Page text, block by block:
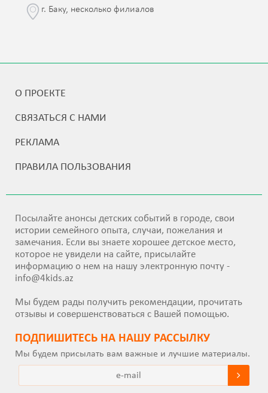
г. Баку, несколько филиалов
О ПРОЕКТЕ
СВЯЗАТЬСЯ С НАМИ
РЕКЛАМА
ПРАВИЛА ПОЛЬЗОВАНИЯ
Посылайте анонсы детских событий в городе, свои
истории семейного опыта, случаи, пожелания и
замечания. Если вы знаете хорошее детское место,
которое не увидели на сайте, присылайте
информацию о нем на нашу электронную почту -
info@4kids.az
Мы будем рады получить рекомендации, прочитать
отзывы и совершенствоваться с Вашей помощью.
ПОДПИШИТEСЬ НА НАШУ РАССЫЛКУ
Мы будем присылать вам важные и лучшие материалы.